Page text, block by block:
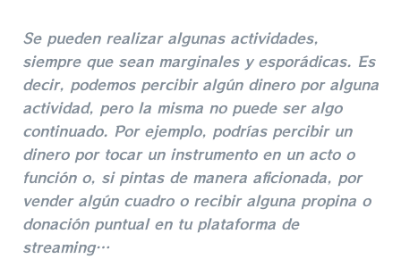
Se pueden realizar algunas actividades,
siempre que sean marginales y esporádicas. Es
decir, podemos percibir algún dinero por alguna
actividad, pero la misma no puede ser algo
continuado. Por ejemplo, podrías percibir un
dinero por tocar un instrumento en un acto o
función o, si pintas de manera aficionada, por
vender algún cuadro o recibir alguna propina o
donación puntual en tu plataforma de
streaming…